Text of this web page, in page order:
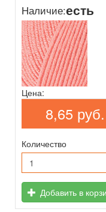
Наличие:есть
Цена:
8,65 руб.
Количество
Добавить в